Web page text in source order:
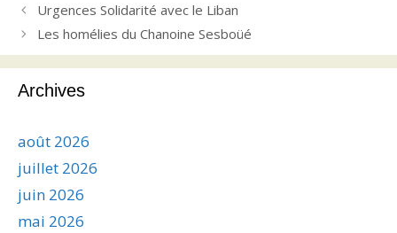
Urgences Solidarité avec le Liban
Les homélies du Chanoine Sesboüé
Archives
août 2026
juillet 2026
juin 2026
mai 2026